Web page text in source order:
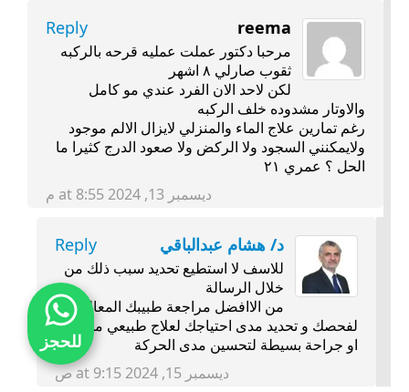
reema
Reply
مرحبا دكتور عملت عمليه قرحه بالركبه
ثقوب صارلي ٨ اشهر
لكن لاحد الان الفرد عندي مو كامل
والاوتار مشدوده خلف الركبه
رغم تمارين علاج الماء والمنزلي لايزال الالم موجود
ولايمكنني السجود ولا الركض ولا صعود الدرج كثيرا ما
الحل ؟ عمري ٢١
ديسمبر 13, 2024 at 8:55 م
د/ هشام عبدالباقي Reply
للاسف لا استطيع تحديد سبب ذلك من
خلال الرسالة
من الاافضل مراجعة طبيبك المعالج
لفحصك و تحديد مدى احتياجك لعلاج طبيعي مكثف
او جراحة بسيطة لتحسين مدى الحركة
ديسمبر 15, 2024 at 9:15 ص
للحجز